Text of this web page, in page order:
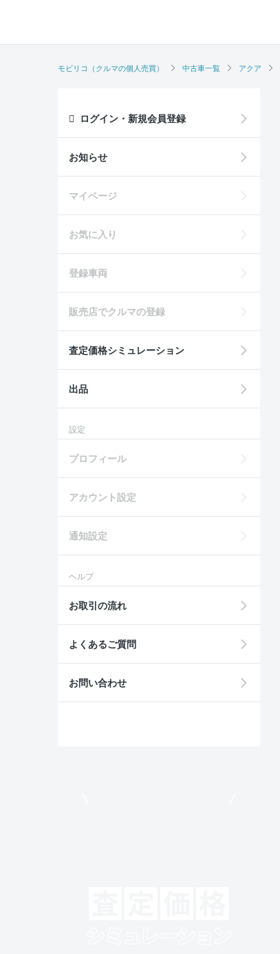
モビリコ（クルマの個人売買） 中古車一覧 アクア
ログイン・新規会員登録
お知らせ
マイページ
お気に入り
登録車両
販売店でクルマの登録
査定価格シミュレーション
出品
設定
プロフィール
アカウント設定
通知設定
ヘルプ
お取引の流れ
よくあるご質問
お問い合わせ